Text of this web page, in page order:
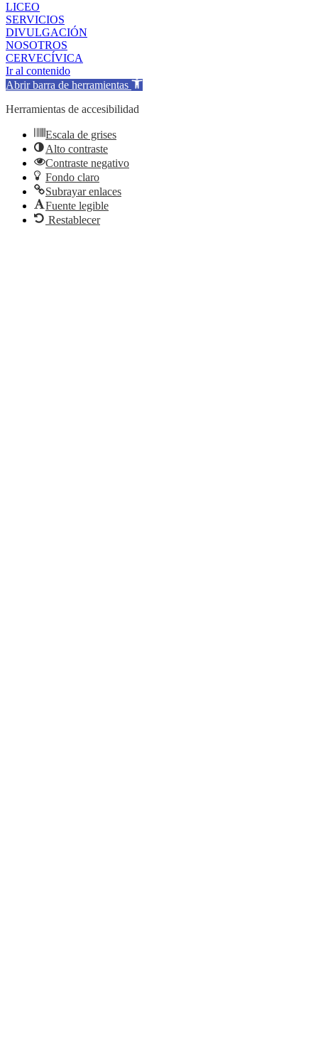
LICEO
SERVICIOS
DIVULGACIÓN
NOSOTROS
CERVECÍVICA
Ir al contenido
Abrir barra de herramientas
Herramientas de accesibilidad
Escala de grises
Alto contraste
Contraste negativo
Fondo claro
Subrayar enlaces
Fuente legible
Restablecer